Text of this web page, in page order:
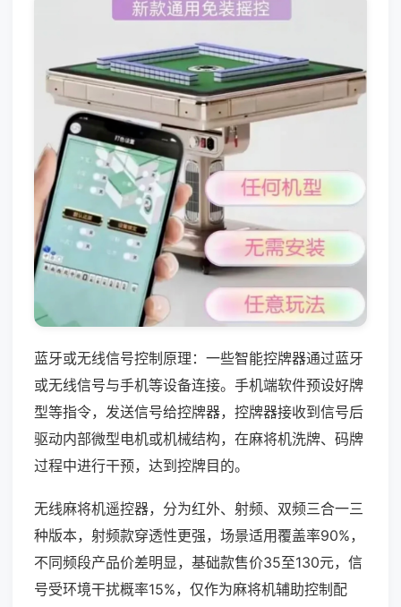
蓝牙或无线信号控制原理：一些智能控牌器通过蓝牙
或无线信号与手机等设备连接。手机端软件预设好牌
型等指令，发送信号给控牌器，控牌器接收到信号后
驱动内部微型电机或机械结构，在麻将机洗牌、码牌
过程中进行干预，达到控牌目的。
无线麻将机遥控器，分为红外、射频、双频三合一三
种版本，射频款穿透性更强，场景适用覆盖率90%，
不同频段产品价差明显，基础款售价35至130元，信
号受环境干扰概率15%，仅作为麻将机辅助控制配